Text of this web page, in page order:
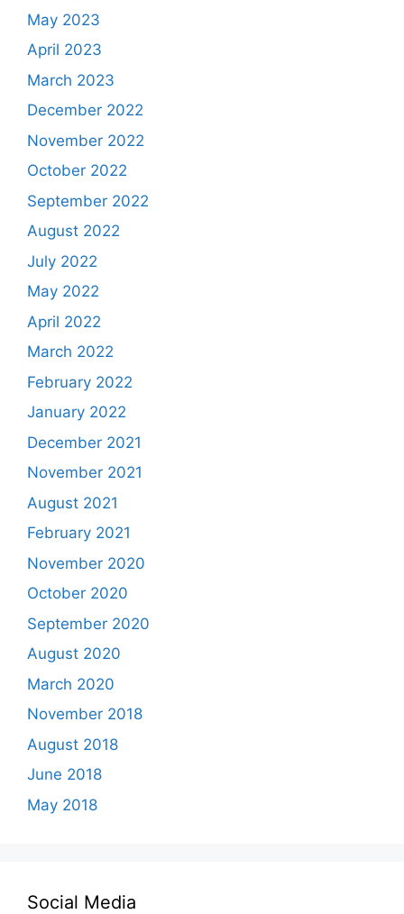
May 2023
April 2023
March 2023
December 2022
November 2022
October 2022
September 2022
August 2022
July 2022
May 2022
April 2022
March 2022
February 2022
January 2022
December 2021
November 2021
August 2021
February 2021
November 2020
October 2020
September 2020
August 2020
March 2020
November 2018
August 2018
June 2018
May 2018
Social Media